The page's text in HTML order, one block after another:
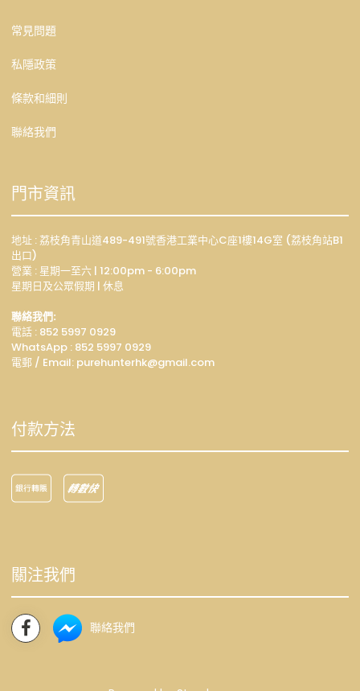
常見問題
私隱政策
條款和細則
聯絡我們
門市資訊
地址 : 荔枝角青山道489-491號香港工業中心C座1樓14G室 (荔枝角站B1
出口)
營業 : 星期一至六 | 12:00pm - 6:00pm
星期日及公眾假期 | 休息
聯絡我們:
電話 : 852 5997 0929
WhatsApp : 852 5997 0929
電郵 / Email: purehunterhk@gmail.com
付款方法
關注我們
聯絡我們